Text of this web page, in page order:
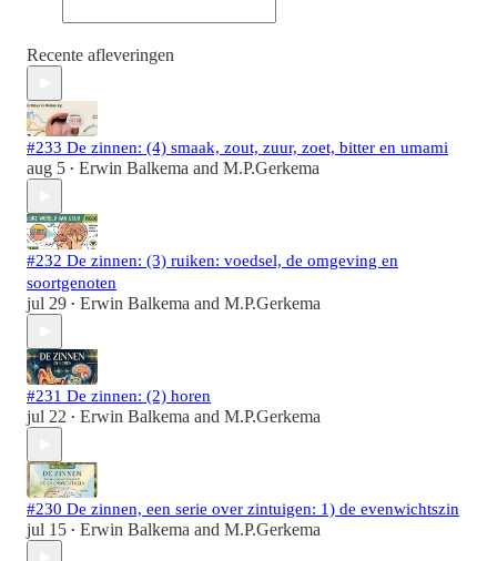
Recente afleveringen
#233 De zinnen: (4) smaak, zout, zuur, zoet, bitter en umami
aug 5 • Erwin Balkema and M.P.Gerkema
#232 De zinnen: (3) ruiken: voedsel, de omgeving en
soortgenoten
jul 29 • Erwin Balkema and M.P.Gerkema
#231 De zinnen: (2) horen
jul 22 • Erwin Balkema and M.P.Gerkema
#230 De zinnen, een serie over zintuigen: 1) de evenwichtszin
jul 15 • Erwin Balkema and M.P.Gerkema